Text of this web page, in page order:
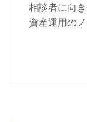
相談者に向
資産運用の